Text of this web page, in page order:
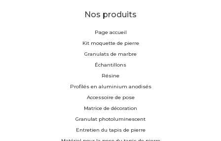
Nos produits
Page accueil
Kit moquette de pierre
Granulats de marbre
Échantillons
Résine
Profilés en aluminium anodisés
Accessoire de pose
Matrice de décoration
Granulat photoluminescent
Entretien du tapis de pierre